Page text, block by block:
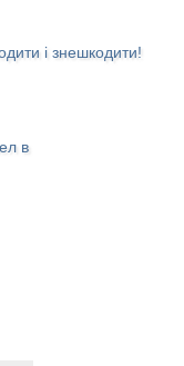
і знешкодити!
в